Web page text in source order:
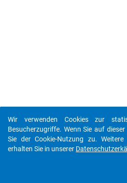
Wir verwenden Cookies zur
Besucherzugriffe. Wenn Sie auf
Sie der Cookie-Nutzung zu.
erhalten Sie in unserer